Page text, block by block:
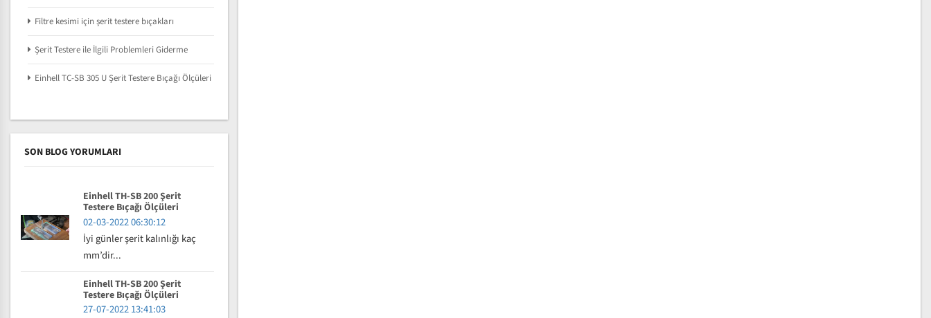
Filtre kesimi için şerit testere bıçakları
Şerit Testere ile İlgili Problemleri Giderme
Einhell TC-SB 305 U Şerit Testere Bıçağı Ölçüleri
SON BLOG YORUMLARI
Einhell TH-SB 200 Şerit
Testere Bıçağı Ölçüleri
02-03-2022 06:30:12
İyi günler şerit kalınlığı kaç
mm’dir...
Einhell TH-SB 200 Şerit
Testere Bıçağı Ölçüleri
27-07-2022 13:41:03